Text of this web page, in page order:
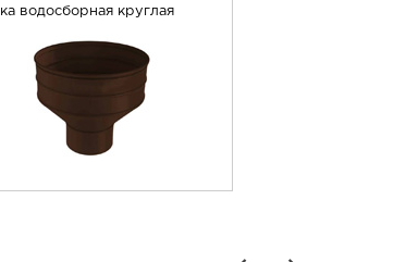
водосборная круглая